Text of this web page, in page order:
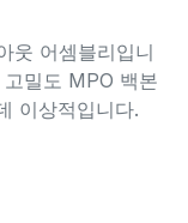
웃 어셈블리입니
밀도 MPO 백본
이상적입니다.